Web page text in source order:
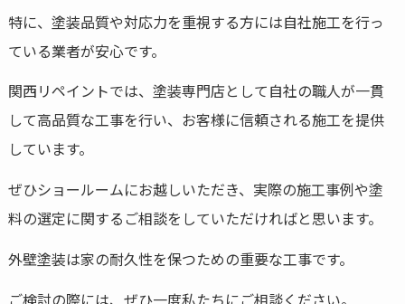
特に、塗装品質や対応力を重視する方には自社施工を行っ
ている業者が安心です。
関西リペイントでは、塗装専門店として自社の職人が一貫
して高品質な工事を行い、お客様に信頼される施工を提供
しています。
ぜひショールームにお越しいただき、実際の施工事例や塗
料の選定に関するご相談をしていただければと思います。
外壁塗装は家の耐久性を保つための重要な工事です。
ご検討の際には、ぜひ一度私たちにご相談ください。